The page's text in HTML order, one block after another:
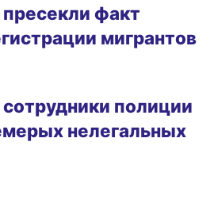
факт
мигрантов
полиции
нелегальных